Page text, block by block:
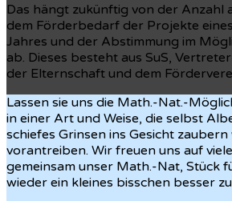
Das hängt zukünftig von der Anzahl
dem Förderbedarf der Projekte
Jahres und der Abstimmung im
ab. Dieses besteht aus SuS,
der Elternschaft und dem
Lassen sie uns die Math.-Nat.-
in einer Art und Weise, die selbst
schiefes Grinsen ins Gesicht zaubern
vorantreiben. Wir freuen uns auf
gemeinsam unser Math.-Nat, Stück
wieder ein kleines bisschen besser